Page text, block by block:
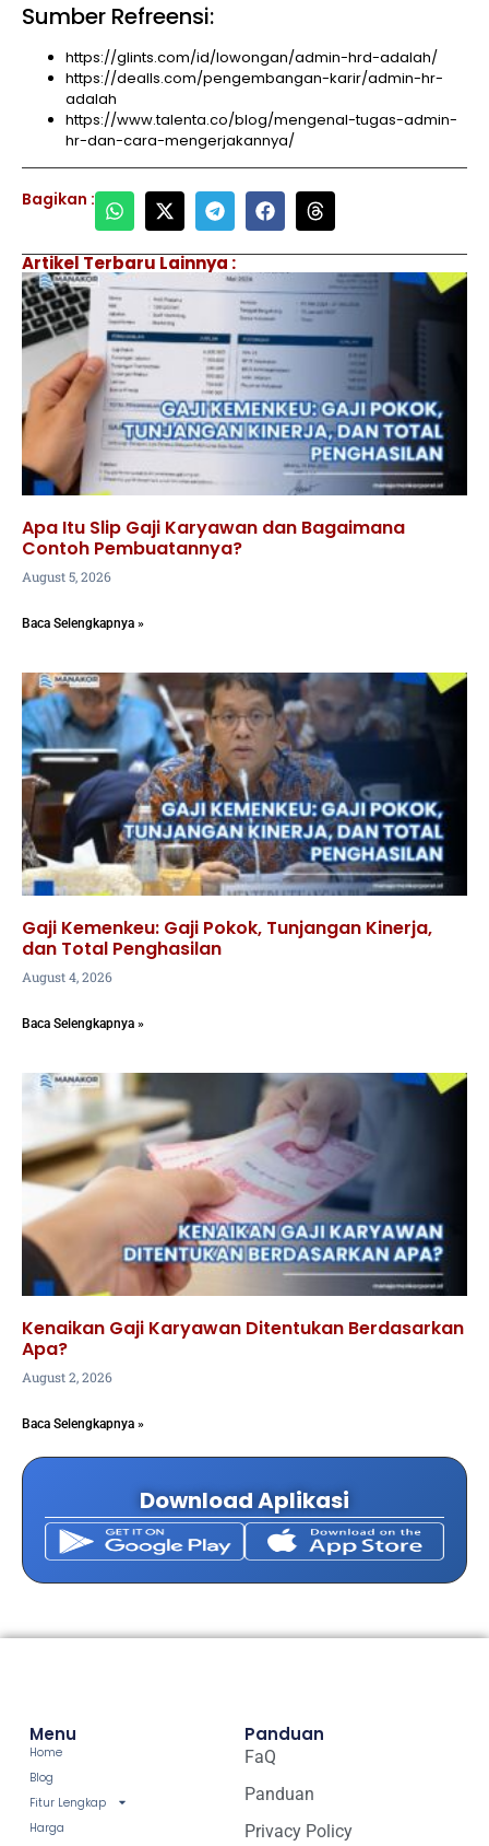
Sumber Refreensi:
https://glints.com/id/lowongan/admin-hrd-adalah/
https://dealls.com/pengembangan-karir/admin-hr-
adalah
https://www.talenta.co/blog/mengenal-tugas-admin-
hr-dan-cara-mengerjakannya/
Bagikan :
Artikel Terbaru Lainnya :
Apa Itu Slip Gaji Karyawan dan Bagaimana
Contoh Pembuatannya?
August 5, 2026
Baca Selengkapnya »
Gaji Kemenkeu: Gaji Pokok, Tunjangan Kinerja,
dan Total Penghasilan
August 4, 2026
Baca Selengkapnya »
Kenaikan Gaji Karyawan Ditentukan Berdasarkan
Apa?
August 2, 2026
Baca Selengkapnya »
Download Aplikasi
Menu
Home
Blog
Fitur Lengkap
Harga
Panduan
FaQ
Panduan
Privacy Policy